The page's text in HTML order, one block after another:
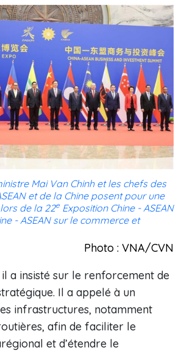
Mai Van Chinh et les chefs des
et de la Chine posent pour une
de la 22e Exposition Chine - ASEAN
- ASEAN sur le commerce et
Photo : VNA/CVN
a insisté sur le renforcement de
Il a appelé à un
infrastructures, notamment
afin de faciliter le
et d’étendre le